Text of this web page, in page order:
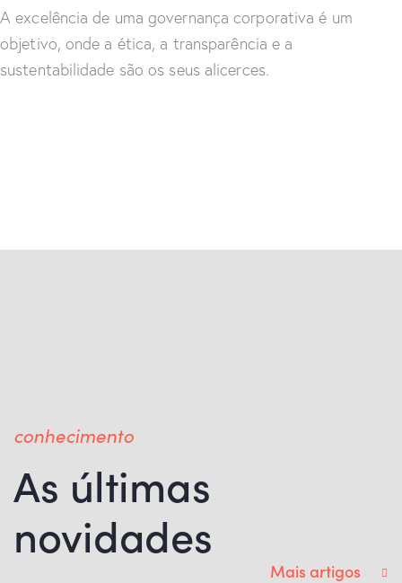
A excelência de uma governança corporativa é um
objetivo, onde a ética, a transparência e a
sustentabilidade são os seus alicerces.
conhecimento
As últimas
novidades
Mais artigos